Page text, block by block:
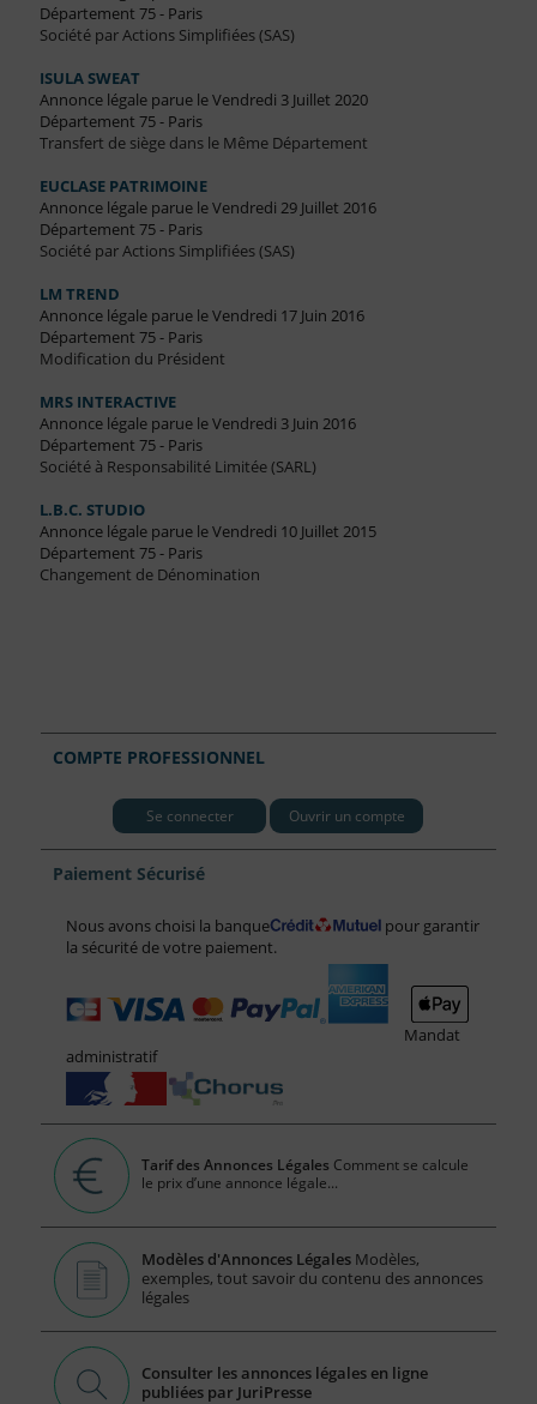
Département 75 - Paris
Société par Actions Simplifiées (SAS)
ISULA SWEAT
Annonce légale parue le Vendredi 3 Juillet 2020
Département 75 - Paris
Transfert de siège dans le Même Département
EUCLASE PATRIMOINE
Annonce légale parue le Vendredi 29 Juillet 2016
Département 75 - Paris
Société par Actions Simplifiées (SAS)
LM TREND
Annonce légale parue le Vendredi 17 Juin 2016
Département 75 - Paris
Modification du Président
MRS INTERACTIVE
Annonce légale parue le Vendredi 3 Juin 2016
Département 75 - Paris
Société à Responsabilité Limitée (SARL)
L.B.C. STUDIO
Annonce légale parue le Vendredi 10 Juillet 2015
Département 75 - Paris
Changement de Dénomination
COMPTE PROFESSIONNEL
Se connecter Ouvrir un compte
Paiement Sécurisé
Nous avons choisi la banque
pour garantir
la sécurité de votre paiement.
Mandat
administratif
Tarif des Annonces Légales Comment se calcule
le prix d’une annonce légale...
Modèles d'Annonces Légales Modèles,
exemples, tout savoir du contenu des annonces
légales
Consulter les annonces légales en ligne
publiées par JuriPresse